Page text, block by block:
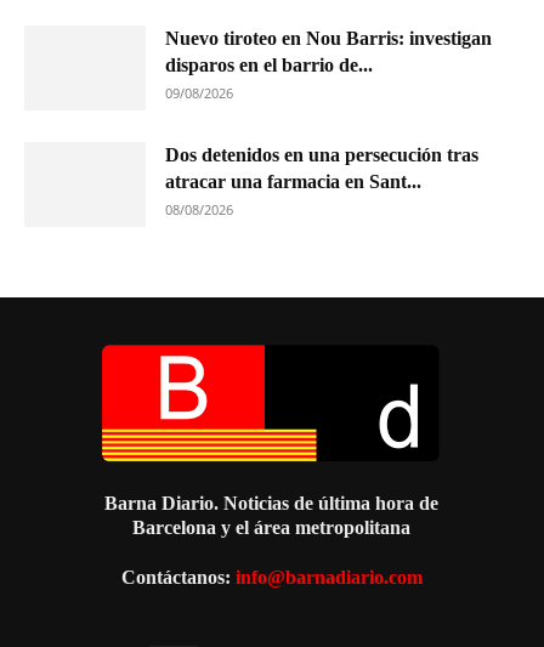
Nuevo tiroteo en Nou Barris: investigan
disparos en el barrio de...
09/08/2026
Dos detenidos en una persecución tras
atracar una farmacia en Sant...
08/08/2026
Barna Diario. Noticias de última hora de
Barcelona y el área metropolitana
Contáctanos: info@barnadiario.com